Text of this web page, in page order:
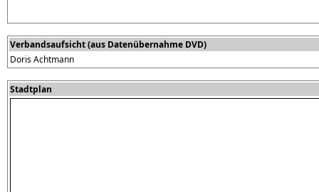
Verbandsaufsicht (aus Datenübernahme DVD)
Doris Achtmann
Stadtplan